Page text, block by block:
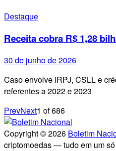
Destaque
Receita cobra R$ 1,28
30 de junho de 2026
Caso envolve IRPJ, CSLL e
referentes a 2022 e 2023
PrevNext1 of686
Copyright © 2026 Boletim
criptomoedas — tudo em um só